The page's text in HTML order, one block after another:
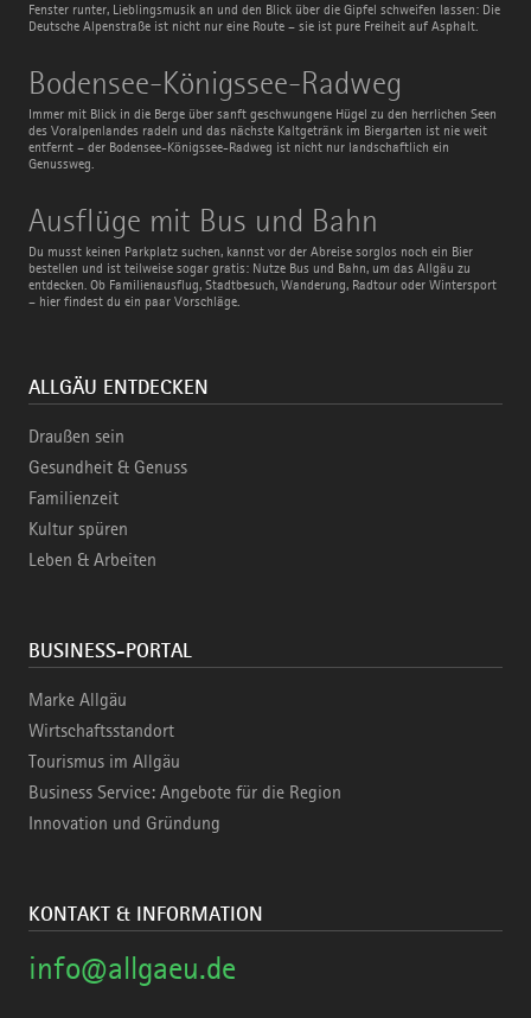
Fenster runter, Lieblingsmusik an und den Blick über die Gipfel schweifen lassen: Die
Deutsche Alpenstraße ist nicht nur eine Route – sie ist pure Freiheit auf Asphalt.
Bodensee-Königssee-Radweg
Immer mit Blick in die Berge über sanft geschwungene Hügel zu den herrlichen Seen
des Voralpenlandes radeln und das nächste Kaltgetränk im Biergarten ist nie weit
entfernt – der Bodensee-Königssee-Radweg ist nicht nur landschaftlich ein
Genussweg.
Bodensee-
Königssee-
Radweg
Ausflüge mit Bus und Bahn
Du musst keinen Parkplatz suchen, kannst vor der Abreise sorglos noch ein Bier
bestellen und ist teilweise sogar gratis: Nutze Bus und Bahn, um das Allgäu zu
entdecken. Ob Familienausflug, Stadtbesuch, Wanderung, Radtour oder Wintersport
– hier findest du ein paar Vorschläge.
Ausflüge
mit
Bus
und
Bahn
ALLGÄU ENTDECKEN
Draußen sein
Gesundheit & Genuss
Familienzeit
Kultur spüren
Leben & Arbeiten
BUSINESS-PORTAL
Marke Allgäu
Wirtschaftsstandort
Tourismus im Allgäu
Business Service: Angebote für die Region
Innovation und Gründung
KONTAKT & INFORMATION
info@allgaeu.de